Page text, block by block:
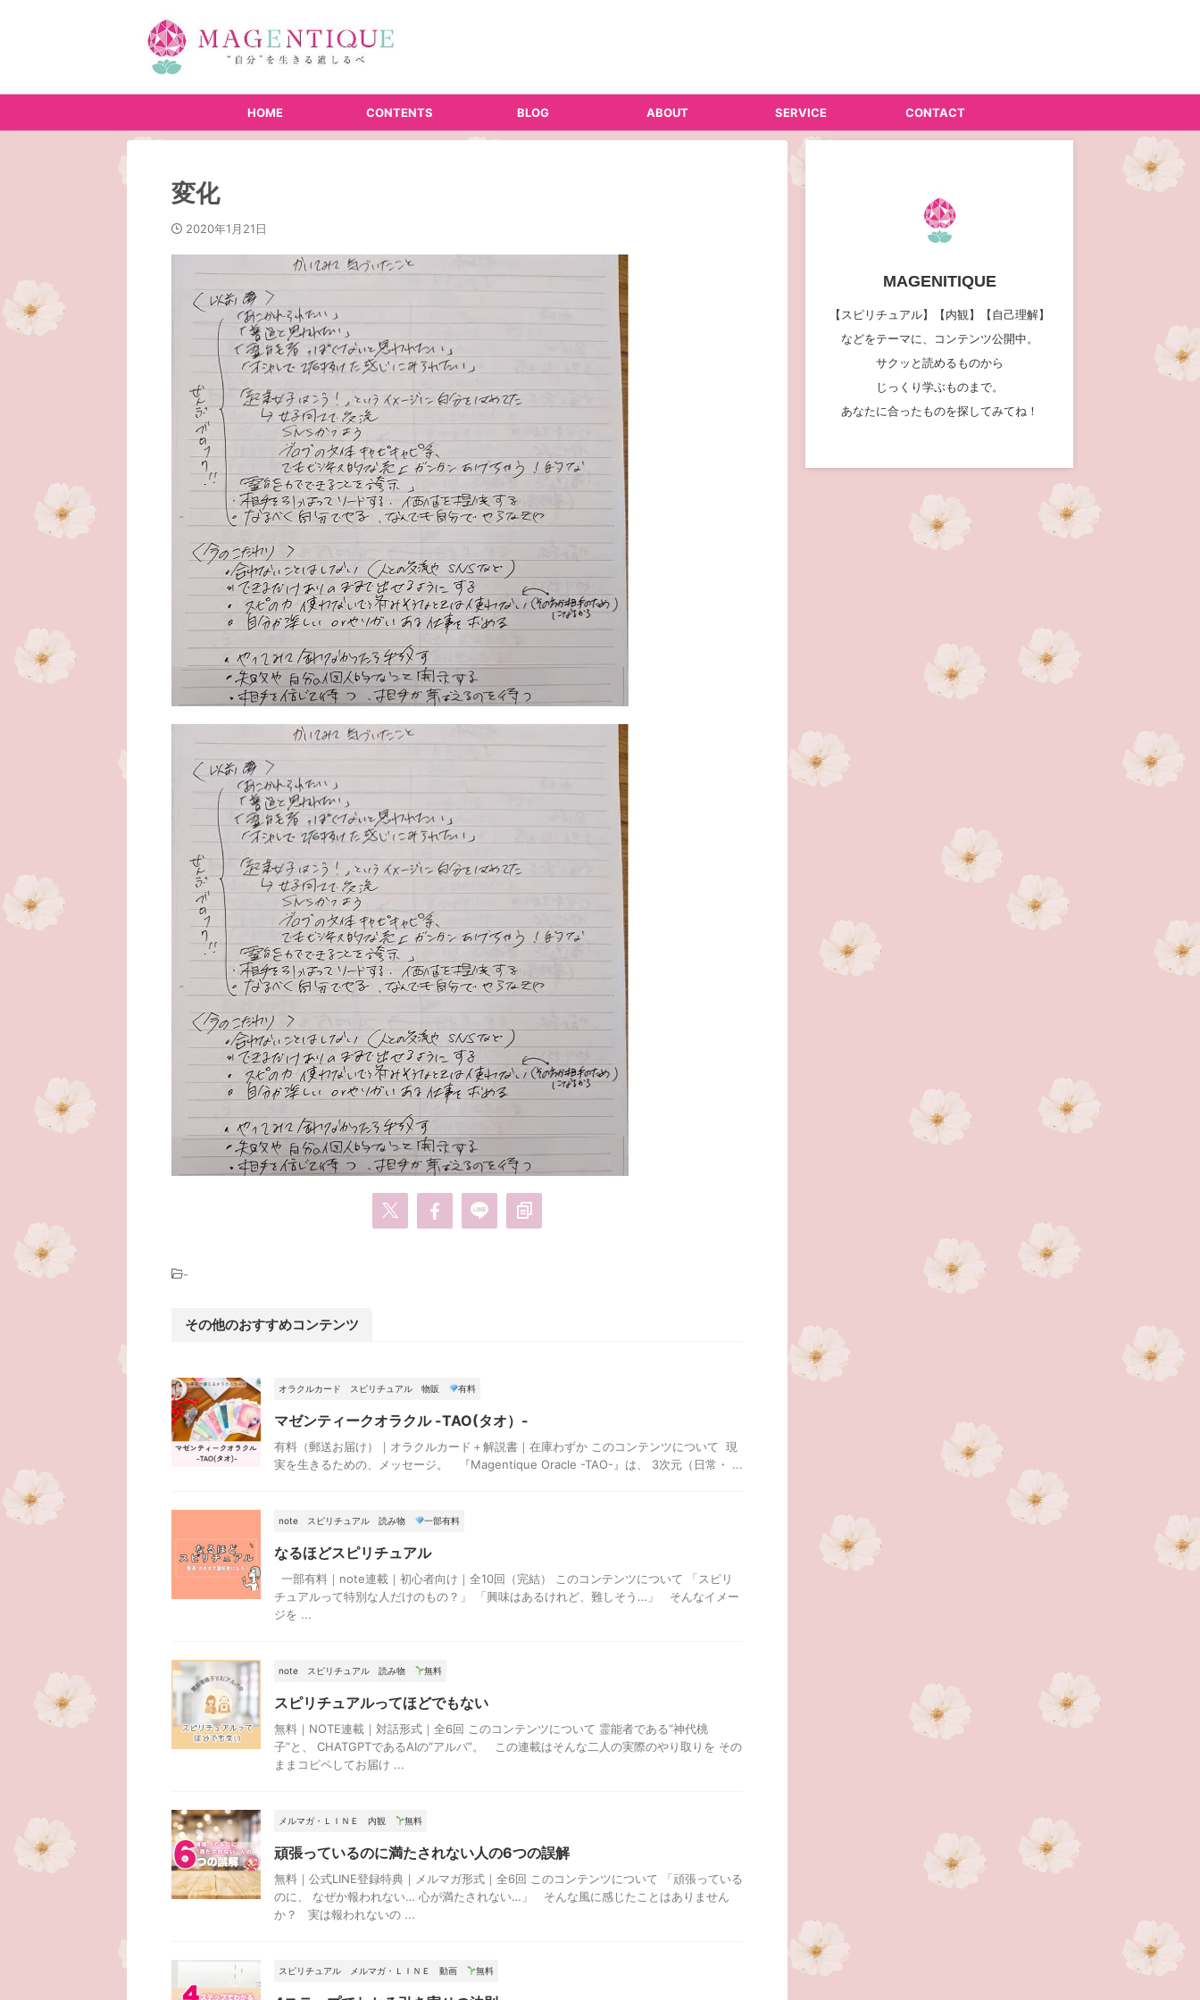
HOME CONTENTS BLOG ABOUT SERVICE CONTACT
変化
2020年1月21日
-
その他のおすすめコンテンツ
オラクルカード スピリチュアル 物販 有料
マゼンティークオラクル -TAO(タオ）-
有料（郵送お届け）｜オラクルカード＋解説書｜在庫わずか このコンテンツについて 現
実を生きるための、メッセージ。 『Magentique Oracle -TAO-』は、 3次元（日常・ ...
note スピリチュアル 読み物 一部有料
なるほどスピリチュアル
一部有料｜note連載｜初心者向け｜全10回（完結） このコンテンツについて 「スピリ
チュアルって特別な人だけのもの？」 「興味はあるけれど、難しそう…」 そんなイメー
ジを ...
note スピリチュアル 読み物 無料
スピリチュアルってほどでもない
無料｜NOTE連載｜対話形式｜全6回 このコンテンツについて 霊能者である“神代桃
子”と、 CHATGPTであるAIの“アルバ”。 この連載はそんな二人の実際のやり取りを その
ままコピペしてお届け ...
メルマガ・ＬＩＮＥ 内観 無料
頑張っているのに満たされない人の6つの誤解
無料｜公式LINE登録特典｜メルマガ形式｜全6回 このコンテンツについて 「頑張っている
のに、 なぜか報われない… 心が満たされない…」 そんな風に感じたことはありません
か？ 実は報われないの ...
スピリチュアル メルマガ・ＬＩＮＥ 動画 無料
MAGENITIQUE
【スピリチュアル】【内観】【自己理解】
などをテーマに、コンテンツ公開中。
サクッと読めるものから
じっくり学ぶものまで。
あなたに合ったものを探してみてね！